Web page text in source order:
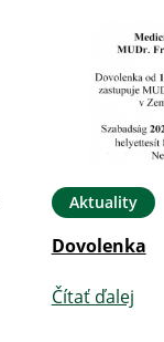
Aktuality
Dovolenka
Čítať ďalej